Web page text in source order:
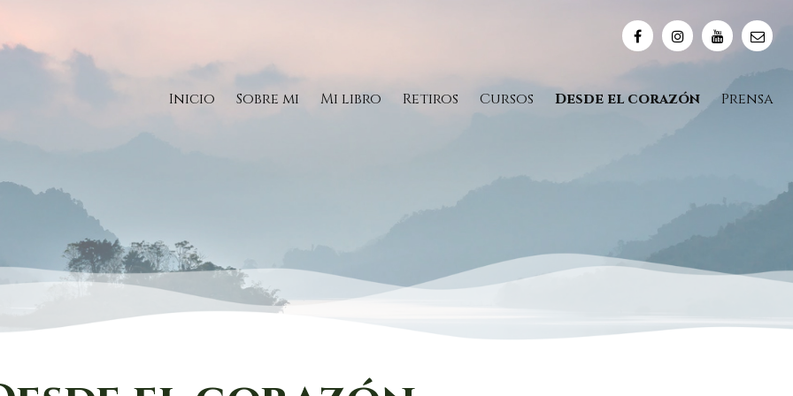
Inicio Sobre mi Mi libro Retiros Cursos Desde el corazón Prensa